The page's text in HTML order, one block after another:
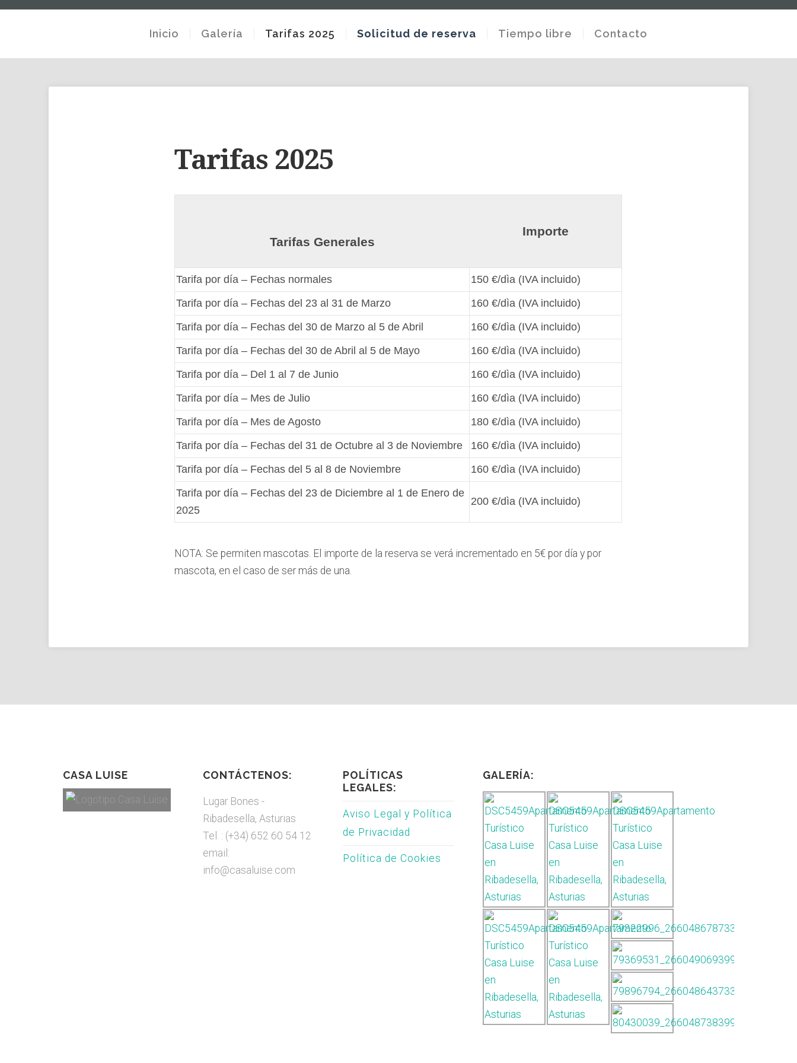
Inicio Galería Tarifas 2025 Solicitud de reserva Tiempo libre Contacto
Tarifas 2025
Tarifas Generales
Importe
Tarifa por día – Fechas normales
150 €/dìa (IVA incluido)
Tarifa por día – Fechas del 23 al 31 de Marzo
160 €/dìa (IVA incluido)
Tarifa por día – Fechas del 30 de Marzo al 5 de Abril
160 €/dìa (IVA incluido)
Tarifa por día – Fechas del 30 de Abril al 5 de Mayo
160 €/dìa (IVA incluido)
Tarifa por día – Del 1 al 7 de Junio
160 €/dìa (IVA incluido)
Tarifa por día – Mes de Julio
160 €/dìa (IVA incluido)
Tarifa por día – Mes de Agosto
180 €/dìa (IVA incluido)
Tarifa por día – Fechas del 31 de Octubre al 3 de Noviembre
160 €/dìa (IVA incluido)
Tarifa por día – Fechas del 5 al 8 de Noviembre
160 €/dìa (IVA incluido)
Tarifa por día – Fechas del 23 de Diciembre al 1 de Enero de
2025
200 €/dìa (IVA incluido)
NOTA: Se permiten mascotas. El importe de la reserva se verá incrementado en 5€ por día y por
mascota, en el caso de ser más de una.
CASA LUISE CONTÁCTENOS:
Lugar Bones -
Ribadesella, Asturias
Tel. : (+34) 652 60 54 12
email:
info@casaluise.com
POLÍTICAS
LEGALES:
Aviso Legal y Política
de Privacidad
Política de Cookies
GALERÍA: